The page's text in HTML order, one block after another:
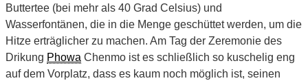
Buttertee (bei mehr als 40 Grad Celsius) und
Wasserfontänen, die in die Menge geschüttet werden, um die
Hitze erträglicher zu machen. Am Tag der Zeremonie des
Drikung Phowa Chenmo ist es schließlich so kuschelig eng
auf dem Vorplatz, dass es kaum noch möglich ist, seinen